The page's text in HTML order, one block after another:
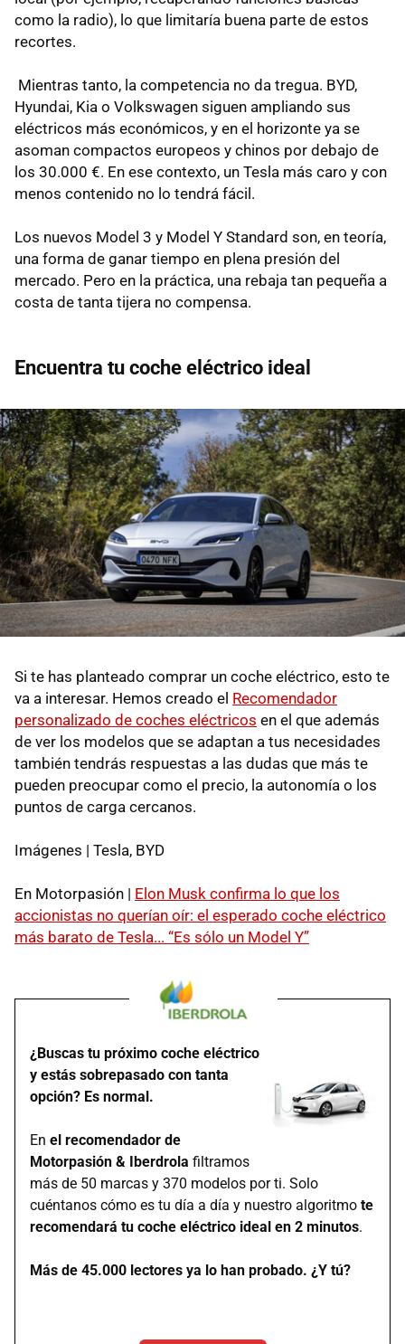
como la radio), lo que limitaría buena parte de estos
recortes.
Mientras tanto, la competencia no da tregua. BYD,
Hyundai, Kia o Volkswagen siguen ampliando sus
eléctricos más económicos, y en el horizonte ya se
asoman compactos europeos y chinos por debajo de
los 30.000 €. En ese contexto, un Tesla más caro y con
menos contenido no lo tendrá fácil.
Los nuevos Model 3 y Model Y Standard son, en teoría,
una forma de ganar tiempo en plena presión del
mercado. Pero en la práctica, una rebaja tan pequeña a
costa de tanta tijera no compensa.
Encuentra tu coche eléctrico ideal
Si te has planteado comprar un coche eléctrico, esto te
va a interesar. Hemos creado el Recomendador
personalizado de coches eléctricos en el que además
de ver los modelos que se adaptan a tus necesidades
también tendrás respuestas a las dudas que más te
pueden preocupar como el precio, la autonomía o los
puntos de carga cercanos.
Imágenes | Tesla, BYD
En Motorpasión | Elon Musk confirma lo que los
accionistas no querían oír: el esperado coche eléctrico
más barato de Tesla... “Es sólo un Model Y”
¿Buscas tu próximo coche eléctrico
y estás sobrepasado con tanta
opción? Es normal.
En el recomendador de
Motorpasión & Iberdrola filtramos
más de 50 marcas y 370 modelos por ti. Solo
cuéntanos cómo es tu día a día y nuestro algoritmo te
recomendará tu coche eléctrico ideal en 2 minutos.
Más de 45.000 lectores ya lo han probado. ¿Y tú?